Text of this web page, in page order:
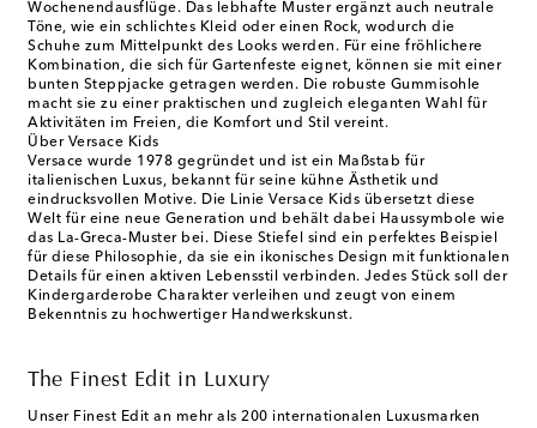
Wochenendausflüge. Das lebhafte Muster ergänzt auch neutrale
Töne, wie ein schlichtes Kleid oder einen Rock, wodurch die
Schuhe zum Mittelpunkt des Looks werden. Für eine fröhlichere
Kombination, die sich für Gartenfeste eignet, können sie mit einer
bunten Steppjacke getragen werden. Die robuste Gummisohle
macht sie zu einer praktischen und zugleich eleganten Wahl für
Aktivitäten im Freien, die Komfort und Stil vereint.
Über Versace Kids
Versace wurde 1978 gegründet und ist ein Maßstab für
italienischen Luxus, bekannt für seine kühne Ästhetik und
eindrucksvollen Motive. Die Linie Versace Kids übersetzt diese
Welt für eine neue Generation und behält dabei Haussymbole wie
das La-Greca-Muster bei. Diese Stiefel sind ein perfektes Beispiel
für diese Philosophie, da sie ein ikonisches Design mit funktionalen
Details für einen aktiven Lebensstil verbinden. Jedes Stück soll der
Kindergarderobe Charakter verleihen und zeugt von einem
Bekenntnis zu hochwertiger Handwerkskunst.
The Finest Edit in Luxury
Unser Finest Edit an mehr als 200 internationalen Luxusmarken